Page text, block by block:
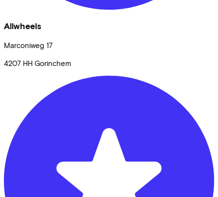
Allwheels
Marconiweg 17
4207 HH Gorinchem